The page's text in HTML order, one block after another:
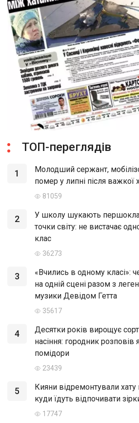
ТОП-переглядів
1
Молодший сержант,
помер у липні після важкої
81059
2
У школу шукають
точки світу: не вистачає
клас
36273
3
«Вчились в одному класі»:
на одній сцені разом з
музики Девідом Гетта
35617
4
Десятки років вирощує
насіння: городник розповів
помідори
23439
5
Кияни відремонтували хату
куди їдуть відпочивати
17747